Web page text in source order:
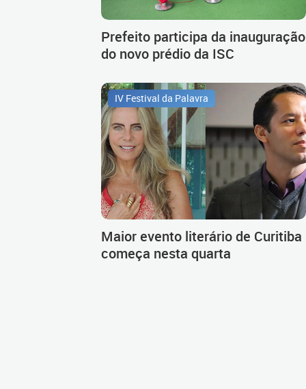
Prefeito participa da inauguração
do novo prédio da ISC
IV Festival da Palavra
Maior evento literário de Curitiba
começa nesta quarta